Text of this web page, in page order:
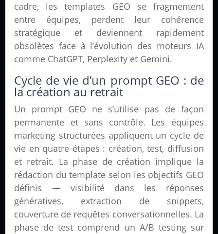
cadre, les templates GEO se fragmentent
entre équipes, perdent leur cohérence
stratégique et deviennent rapidement
obsolètes face à l’évolution des moteurs IA
comme ChatGPT, Perplexity et Gemini.
Cycle de vie d’un prompt GEO : de
la création au retrait
Un prompt GEO ne s’utilise pas de façon
permanente et sans contrôle. Les équipes
marketing structurées appliquent un cycle de
vie en quatre étapes : création, test, diffusion
et retrait. La phase de création implique la
rédaction du template selon les objectifs GEO
définis — visibilité dans les réponses
génératives, extraction de snippets,
couverture de requêtes conversationnelles. La
phase de test comprend un A/B testing sur